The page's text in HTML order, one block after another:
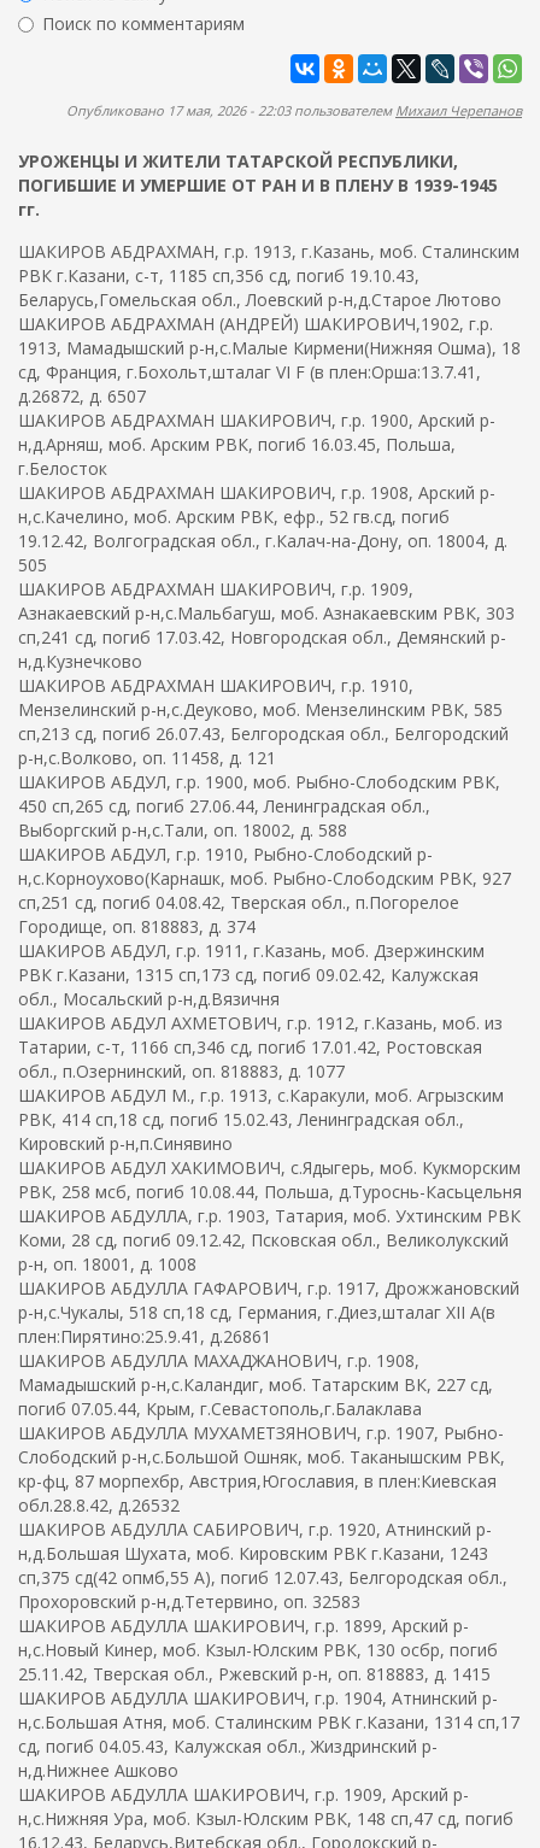
р
и
с
к
а
Поиск по комментариям
Опубликовано 17 мая, 2026 - 22:03 пользователем Михаил Черепанов
УРОЖЕНЦЫ И ЖИТЕЛИ ТАТАРСКОЙ РЕСПУБЛИКИ,
ПОГИБШИЕ И УМЕРШИЕ ОТ РАН И В ПЛЕНУ В 1939-1945
гг.
ШАКИРОВ АБДРАХМАН, г.р. 1913, г.Казань, моб. Сталинским
РВК г.Казани, с-т, 1185 сп,356 сд, погиб 19.10.43,
Беларусь,Гомельская обл., Лоевский р-н,д.Старое Лютово
ШАКИРОВ АБДРАХМАН (АНДРЕЙ) ШАКИРОВИЧ,1902, г.р.
1913, Мамадышский р-н,с.Малые Кирмени(Нижняя Ошма), 18
сд, Франция, г.Бохольт,шталаг VI F (в плен:Орша:13.7.41,
д.26872, д. 6507
ШАКИРОВ АБДРАХМАН ШАКИРОВИЧ, г.р. 1900, Арский р-
н,д.Арняш, моб. Арским РВК, погиб 16.03.45, Польша,
г.Белосток
ШАКИРОВ АБДРАХМАН ШАКИРОВИЧ, г.р. 1908, Арский р-
н,с.Качелино, моб. Арским РВК, ефр., 52 гв.сд, погиб
19.12.42, Волгоградская обл., г.Калач-на-Дону, оп. 18004, д.
505
ШАКИРОВ АБДРАХМАН ШАКИРОВИЧ, г.р. 1909,
Азнакаевский р-н,с.Мальбагуш, моб. Азнакаевским РВК, 303
сп,241 сд, погиб 17.03.42, Новгородская обл., Демянский р-
н,д.Кузнечково
ШАКИРОВ АБДРАХМАН ШАКИРОВИЧ, г.р. 1910,
Мензелинский р-н,с.Деуково, моб. Мензелинским РВК, 585
сп,213 сд, погиб 26.07.43, Белгородская обл., Белгородский
р-н,с.Волково, оп. 11458, д. 121
ШАКИРОВ АБДУЛ, г.р. 1900, моб. Рыбно-Слободским РВК,
450 сп,265 сд, погиб 27.06.44, Ленинградская обл.,
Выборгский р-н,с.Тали, оп. 18002, д. 588
ШАКИРОВ АБДУЛ, г.р. 1910, Рыбно-Слободский р-
н,с.Корноухово(Карнашк, моб. Рыбно-Слободским РВК, 927
сп,251 сд, погиб 04.08.42, Тверская обл., п.Погорелое
Городище, оп. 818883, д. 374
ШАКИРОВ АБДУЛ, г.р. 1911, г.Казань, моб. Дзержинским
РВК г.Казани, 1315 сп,173 сд, погиб 09.02.42, Калужская
обл., Мосальский р-н,д.Вязичня
ШАКИРОВ АБДУЛ АХМЕТОВИЧ, г.р. 1912, г.Казань, моб. из
Татарии, с-т, 1166 сп,346 сд, погиб 17.01.42, Ростовская
обл., п.Озернинский, оп. 818883, д. 1077
ШАКИРОВ АБДУЛ М., г.р. 1913, с.Каракули, моб. Агрызским
РВК, 414 сп,18 сд, погиб 15.02.43, Ленинградская обл.,
Кировский р-н,п.Синявино
ШАКИРОВ АБДУЛ ХАКИМОВИЧ, с.Ядыгерь, моб. Кукморским
РВК, 258 мсб, погиб 10.08.44, Польша, д.Туроснь-Касьцельня
ШАКИРОВ АБДУЛЛА, г.р. 1903, Татария, моб. Ухтинским РВК
Коми, 28 сд, погиб 09.12.42, Псковская обл., Великолукский
р-н, оп. 18001, д. 1008
ШАКИРОВ АБДУЛЛА ГАФАРОВИЧ, г.р. 1917, Дрожжановский
р-н,с.Чукалы, 518 сп,18 сд, Германия, г.Диез,шталаг XII A(в
плен:Пирятино:25.9.41, д.26861
ШАКИРОВ АБДУЛЛА МАХАДЖАНОВИЧ, г.р. 1908,
Мамадышский р-н,с.Каландиг, моб. Татарским ВК, 227 сд,
погиб 07.05.44, Крым, г.Севастополь,г.Балаклава
ШАКИРОВ АБДУЛЛА МУХАМЕТЗЯНОВИЧ, г.р. 1907, Рыбно-
Слободский р-н,с.Большой Ошняк, моб. Таканышским РВК,
кр-фц, 87 морпехбр, Австрия,Югославия, в плен:Киевская
обл.28.8.42, д.26532
ШАКИРОВ АБДУЛЛА САБИРОВИЧ, г.р. 1920, Атнинский р-
н,д.Большая Шухата, моб. Кировским РВК г.Казани, 1243
сп,375 сд(42 опмб,55 А), погиб 12.07.43, Белгородская обл.,
Прохоровский р-н,д.Тетервино, оп. 32583
ШАКИРОВ АБДУЛЛА ШАКИРОВИЧ, г.р. 1899, Арский р-
н,с.Новый Кинер, моб. Кзыл-Юлским РВК, 130 осбр, погиб
25.11.42, Тверская обл., Ржевский р-н, оп. 818883, д. 1415
ШАКИРОВ АБДУЛЛА ШАКИРОВИЧ, г.р. 1904, Атнинский р-
н,с.Большая Атня, моб. Сталинским РВК г.Казани, 1314 сп,17
сд, погиб 04.05.43, Калужская обл., Жиздринский р-
н,д.Нижнее Ашково
ШАКИРОВ АБДУЛЛА ШАКИРОВИЧ, г.р. 1909, Арский р-
н,с.Нижняя Ура, моб. Кзыл-Юлским РВК, 148 сп,47 сд, погиб
16.12.43, Беларусь,Витебская обл., Городокский р-